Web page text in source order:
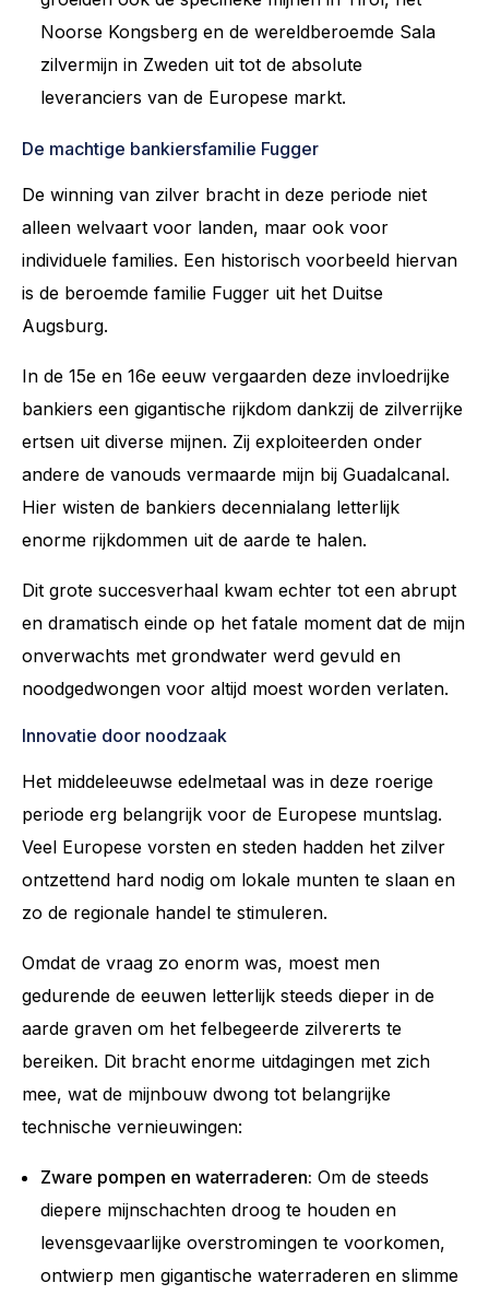
Noorse Kongsberg en de wereldberoemde Sala
zilvermijn in Zweden uit tot de absolute
leveranciers van de Europese markt.
De machtige bankiersfamilie Fugger
De winning van zilver bracht in deze periode niet
alleen welvaart voor landen, maar ook voor
individuele families. Een historisch voorbeeld hiervan
is de beroemde familie Fugger uit het Duitse
Augsburg.
In de 15e en 16e eeuw vergaarden deze invloedrijke
bankiers een gigantische rijkdom dankzij de zilverrijke
ertsen uit diverse mijnen. Zij exploiteerden onder
andere de vanouds vermaarde mijn bij Guadalcanal.
Hier wisten de bankiers decennialang letterlijk
enorme rijkdommen uit de aarde te halen.
Dit grote succesverhaal kwam echter tot een abrupt
en dramatisch einde op het fatale moment dat de mijn
onverwachts met grondwater werd gevuld en
noodgedwongen voor altijd moest worden verlaten.
Innovatie door noodzaak
Het middeleeuwse edelmetaal was in deze roerige
periode erg belangrijk voor de Europese muntslag.
Veel Europese vorsten en steden hadden het zilver
ontzettend hard nodig om lokale munten te slaan en
zo de regionale handel te stimuleren.
Omdat de vraag zo enorm was, moest men
gedurende de eeuwen letterlijk steeds dieper in de
aarde graven om het felbegeerde zilvererts te
bereiken. Dit bracht enorme uitdagingen met zich
mee, wat de mijnbouw dwong tot belangrijke
technische vernieuwingen:
Zware pompen en waterraderen: Om de steeds
diepere mijnschachten droog te houden en
levensgevaarlijke overstromingen te voorkomen,
ontwierp men gigantische waterraderen en slimme